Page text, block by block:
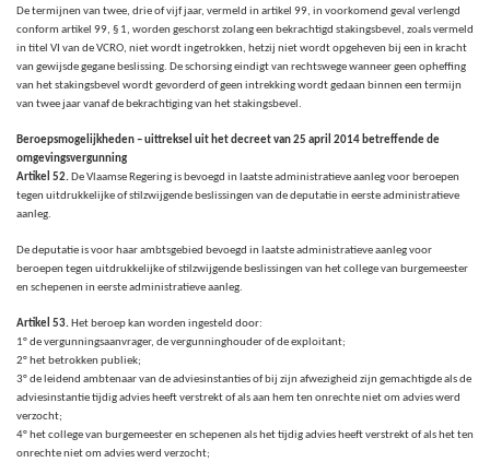
De termijnen van twee, drie of vijf jaar, vermeld in artikel 99, in voorkomend geval verlengd
conform artikel 99, § 1, worden geschorst zolang een bekrachtigd stakingsbevel, zoals vermeld
in titel VI van de VCRO, niet wordt ingetrokken, hetzij niet wordt opgeheven bij een in kracht
van gewijsde gegane beslissing. De schorsing eindigt van rechtswege wanneer geen opheffing
van het stakingsbevel wordt gevorderd of geen intrekking wordt gedaan binnen een termijn
van twee jaar vanaf de bekrachtiging van het stakingsbevel.
Beroepsmogelijkheden – uittreksel uit het decreet van 25 april 2014 betreffende de
omgevingsvergunning
Artikel 52.De Vlaamse Regering is bevoegd in laatste administratieve aanleg voor beroepen
tegen uitdrukkelijke of stilzwijgende beslissingen van de deputatie in eerste administratieve
aanleg.
De deputatie is voor haar ambtsgebied bevoegd in laatste administratieve aanleg voor
beroepen tegen uitdrukkelijke of stilzwijgende beslissingen van het college van burgemeester
en schepenen in eerste administratieve aanleg.
Artikel 53.Het beroep kan worden ingesteld door:
1° de vergunningsaanvrager, de vergunninghouder of de exploitant;
2° het betrokken publiek;
3° de leidend ambtenaar van de adviesinstanties of bij zijn afwezigheid zijn gemachtigde als de
adviesinstantie tijdig advies heeft verstrekt of als aan hem ten onrechte niet om advies werd
verzocht;
4° het college van burgemeester en schepenen als het tijdig advies heeft verstrekt of als het ten
onrechte niet om advies werd verzocht;